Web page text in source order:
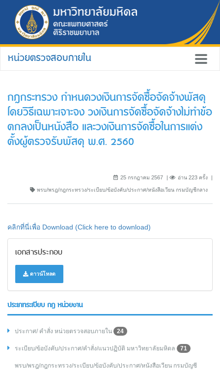
หน่วยตรวจสอบภายใน
กฎกระทรวง กำหนดวงเงินการจัดซื้อจัดจ้างพัสดุ
โดยวิธีเฉพาะเจาะจง วงเงินการจัดซื้อจัดจ้างไม่ทำข้อ
ตกลงเป็นหนังสือ และวงเงินการจัดซื้อในการแต่ง
ตั้งผู้ตรวจรับพัสดุ พ.ศ. 2560
25 กรกฎาคม 2567 อ่าน 223 ครั้ง
พรบ/พรฎ/กฎกระทรวง/ระเบียบ/ข้อบังคับ/ประกาศ/หนังสือเวียน กรมบัญชีกลาง
คลิกที่นี่เพื่อ Download (Click here to download)
เอกสารประกอบ
ดาวน์โหลด
ประเภทระเบียบ กฎ หน่วยงาน
ประกาศ/ คำสั่ง หน่วยตรวจสอบภายใน 24
ระเบียบ/ข้อบังคับ/ประกาศ/คำสั่ง/แนวปฏิบัติ มหาวิทยาลัยมหิดล 71
พรบ/พรฎ/กฎกระทรวง/ระเบียบ/ข้อบังคับ/ประกาศ/หนังสือเวียน กรมบัญชี